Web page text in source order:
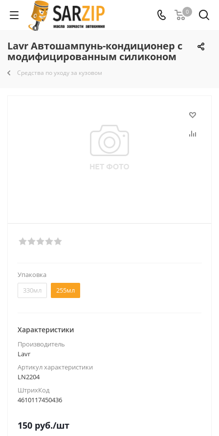
0
Lavr Автошампунь-кондиционер с
модифицированным силиконом
Средства по уходу за кузовом
Упаковка
330мл
255мл
Характеристики
Производитель
Lavr
Артикул характеристики
LN2204
ШтрихКод
4610117450436
150 руб./шт